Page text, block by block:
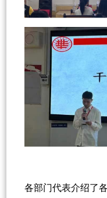
各部门代表介绍了